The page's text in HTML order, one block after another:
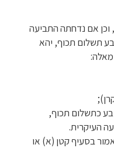
האמורות בסעיף 5ב(ב), וכן אם נדחתה התביעה
תשלום תכוף, יהא
כתשלום תכוף,
העיקרית.
בסעיף קטן (א) או